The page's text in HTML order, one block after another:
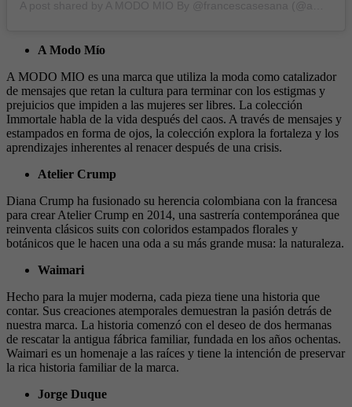
A Modo Mío
A MODO MIO es una marca que utiliza la moda como catalizador
de mensajes que retan la cultura para terminar con los estigmas y
prejuicios que impiden a las mujeres ser libres. La colección
Immortale habla de la vida después del caos. A través de mensajes y
estampados en forma de ojos, la colección explora la fortaleza y los
aprendizajes inherentes al renacer después de una crisis.
Atelier Crump
Diana Crump ha fusionado su herencia colombiana con la francesa
para crear Atelier Crump en 2014, una sastrería contemporánea que
reinventa clásicos suits con coloridos estampados florales y
botánicos que le hacen una oda a su más grande musa: la naturaleza.
Waimari
Hecho para la mujer moderna, cada pieza tiene una historia que
contar. Sus creaciones atemporales demuestran la pasión detrás de
nuestra marca. La historia comenzó con el deseo de dos hermanas
de rescatar la antigua fábrica familiar, fundada en los años ochentas.
Waimari es un homenaje a las raíces y tiene la intención de preservar
la rica historia familiar de la marca.
Jorge Duque